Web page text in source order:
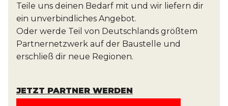
Teile uns deinen Bedarf mit und wir liefern dir
ein unverbindliches Angebot.
Oder werde Teil von Deutschlands größtem
Partnernetzwerk auf der Baustelle und
erschließ dir neue Regionen.
JETZT PARTNER WERDEN